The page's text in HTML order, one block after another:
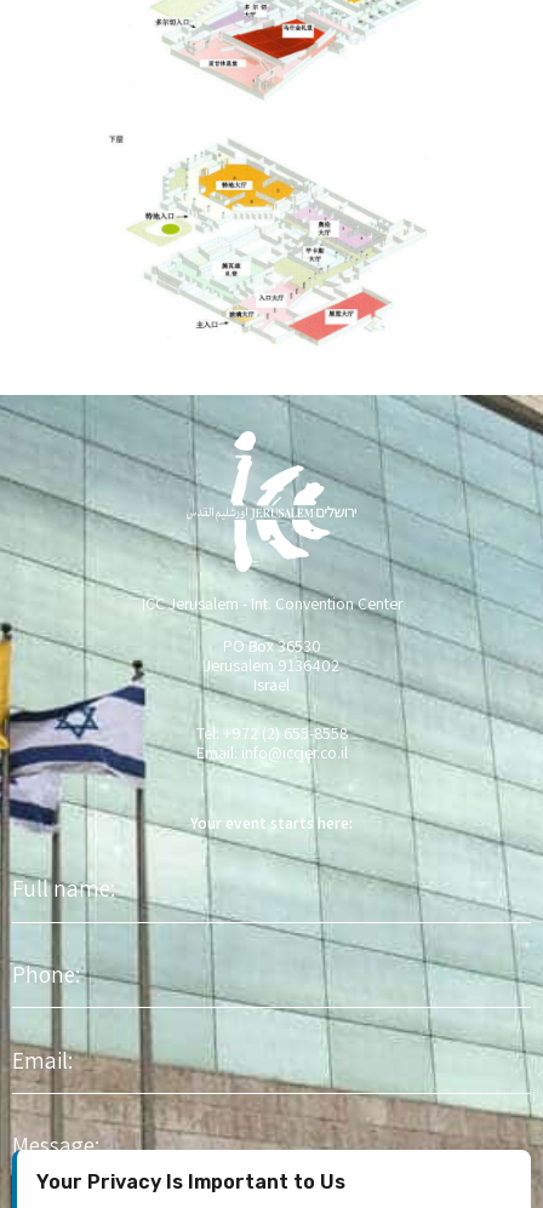
ICC Jerusalem - Int. Convention Center
PO Box 36530
Jerusalem 9136402
Israel
Tel: +972 (2) 655-8558
Email: info@iccjer.co.il
Your event starts here:
Full
name
Phone
Email
Message
Your Privacy Is Important to Us